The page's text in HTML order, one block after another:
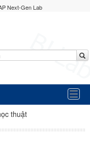
Next-Gen Lab
thuật